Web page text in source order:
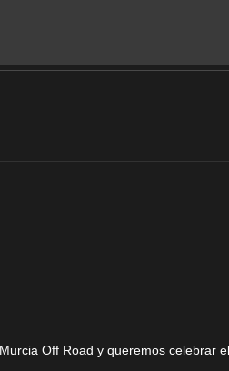
Off Road y queremos celebrar